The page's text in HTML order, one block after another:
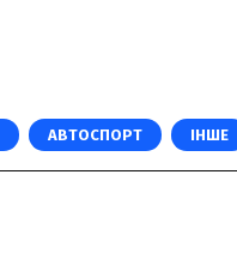
АВТОСПОРТ ІНШЕ